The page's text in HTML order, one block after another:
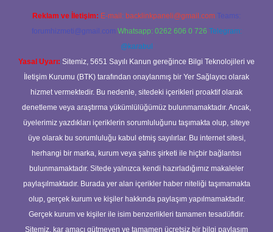
Reklam ve İletişim: E-mail: backlinkpaneli@gmail.com Teams:
forumhizmeti@gmail.com Whatsapp: 0262 606 0 726 Telegram:
@karabul
Yasal Uyarı: Sitemiz, 5651 Sayılı Kanun gereğince Bilgi Teknolojileri ve
İletişim Kurumu (BTK) tarafından onaylanmış bir Yer Sağlayıcı olarak
hizmet vermektedir. Bu nedenle, sitedeki içerikleri proaktif olarak
denetleme veya araştırma yükümlülüğümüz bulunmamaktadır. Ancak,
üyelerimiz yazdıkları içeriklerin sorumluluğunu taşımakta olup, siteye
üye olarak bu sorumluluğu kabul etmiş sayılırlar. Bu internet sitesi,
herhangi bir marka, kurum veya şahıs şirketi ile hiçbir bağlantısı
bulunmamaktadır. Sitede yalnızca kendi hazırladığımız makaleler
paylaşılmaktadır. Burada yer alan içerikler haber niteliği taşımamakta
olup, gerçek kurum ve kişiler hakkında paylaşım yapılmamaktadır.
Gerçek kurum ve kişiler ile isim benzerlikleri tamamen tesadüfidir.
Sitemiz, kar amacı gütmeyen ve tamamen ücretsiz bir bilgi paylaşım